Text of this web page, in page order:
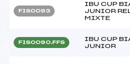
FIS0093
IBU CUP
JUNIOR
MIXTE
FIS0090.FFS
IBU CUP
JUNIOR